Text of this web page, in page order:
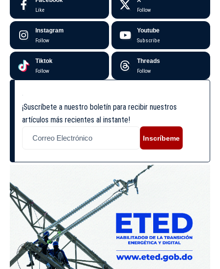
Like Follow
Instagram
Follow
Youtube
Subscribe
Tiktok
Follow
Threads
Follow
¡Suscríbete a nuestro boletín para recibir nuestros
artículos más recientes al instante!
Inscríbeme